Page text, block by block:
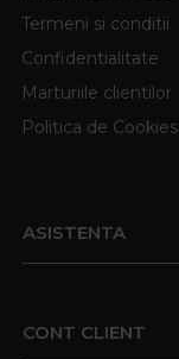
Termeni si conditii
Confidentialitate
Marturiile clientilor
Politica de Cookies
ASISTENTA
CONT CLIENT